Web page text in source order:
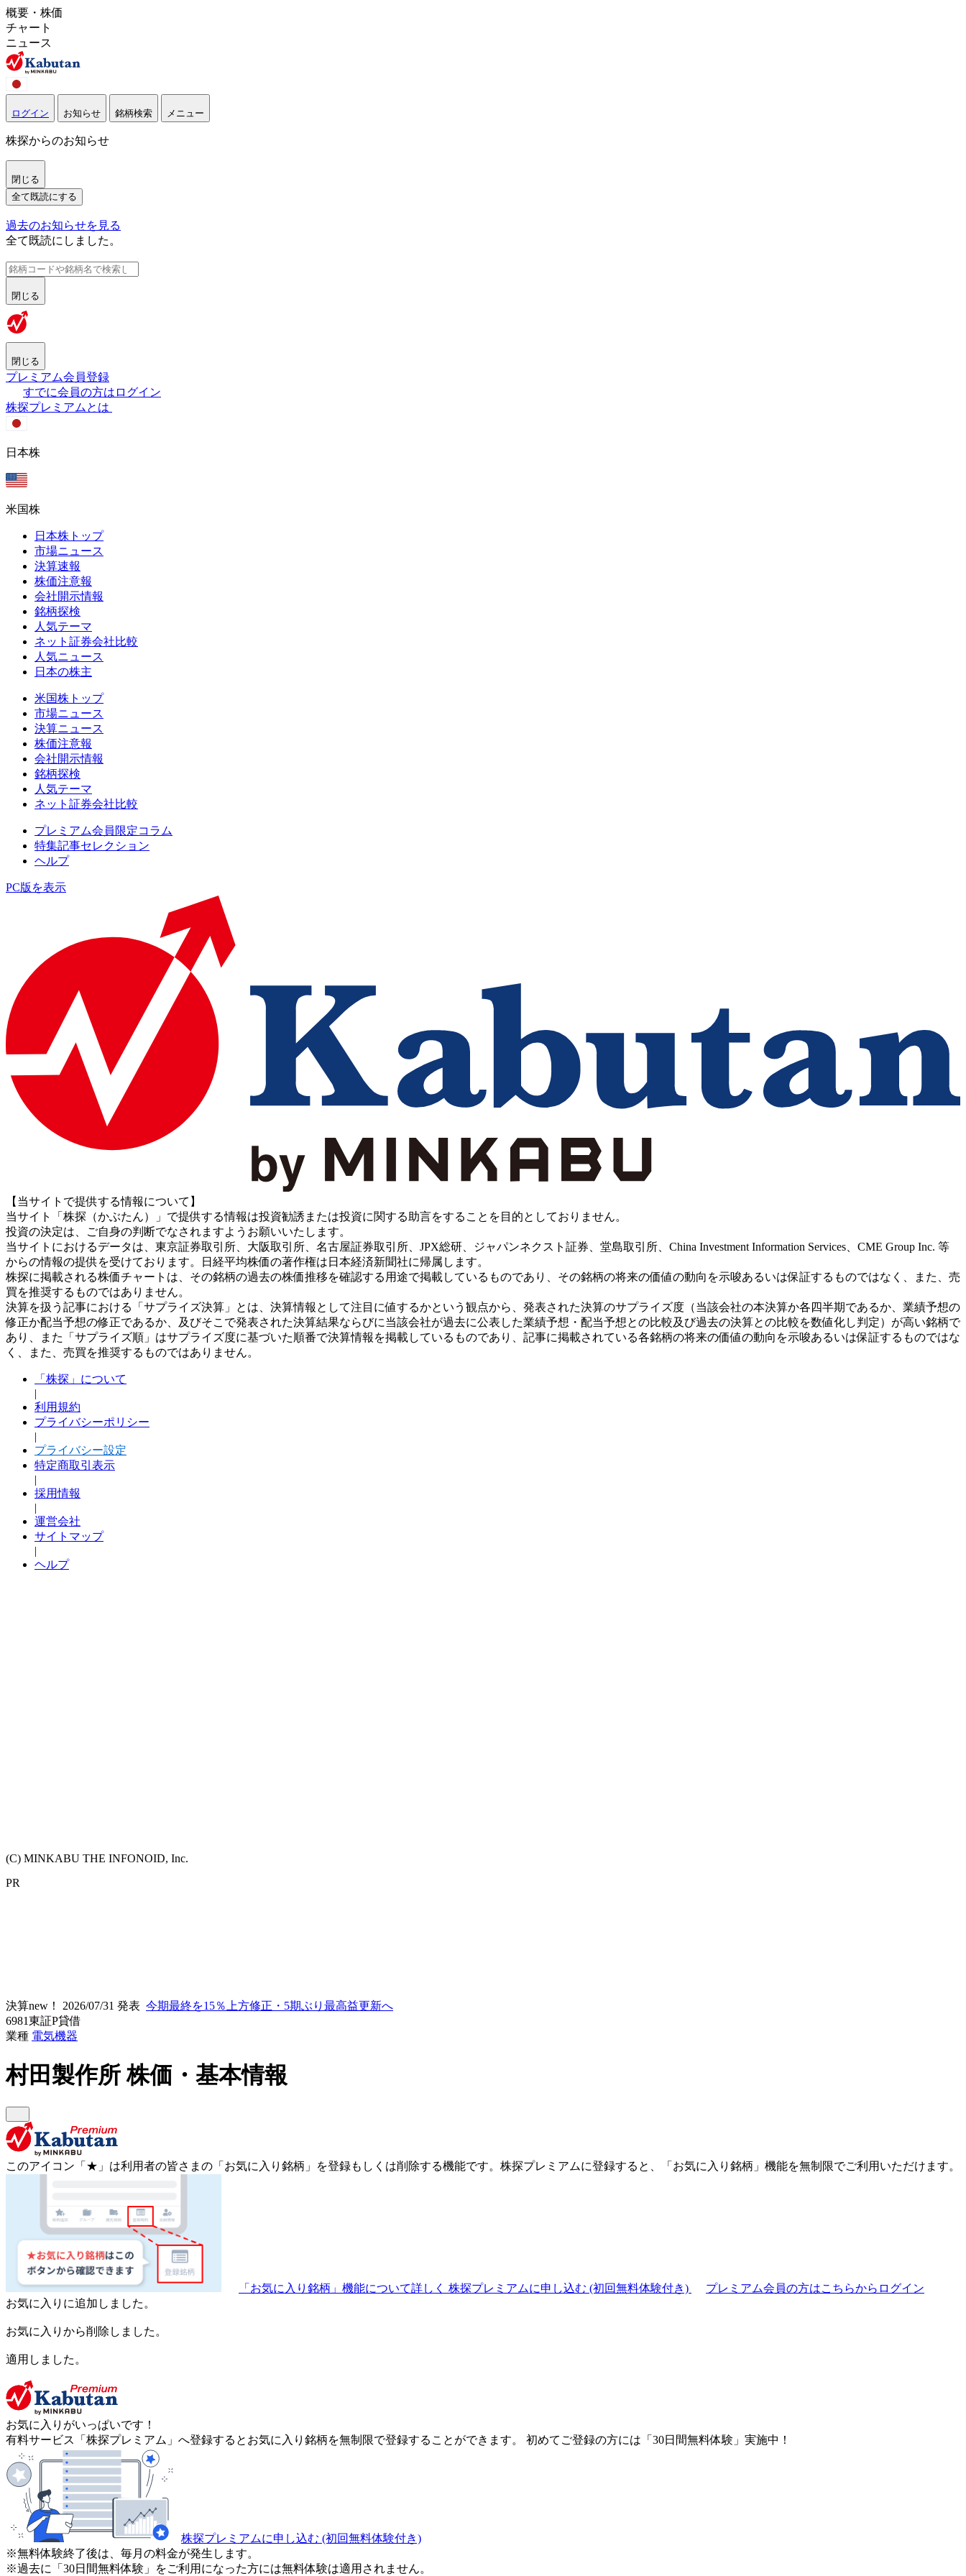
概要・株価
チャート
ニュース
ログイン お知らせ 銘柄検索 メニュー
株探からのお知らせ
閉じる
全て既読にする
過去のお知らせを見る
全て既読にしました。
閉じる
閉じる
プレミアム会員登録
すでに会員の方はログイン
株探プレミアムとは
日本株
米国株
日本株トップ
市場ニュース
決算速報
株価注意報
会社開示情報
銘柄探検
人気テーマ
ネット証券会社比較
人気ニュース
日本の株主
米国株トップ
市場ニュース
決算ニュース
株価注意報
会社開示情報
銘柄探検
人気テーマ
ネット証券会社比較
プレミアム会員限定コラム
特集記事セレクション
ヘルプ
PC版を表示
【当サイトで提供する情報について】
当サイト「株探（かぶたん）」で提供する情報は投資勧誘または投資に関する助言をすることを目的としておりません。
投資の決定は、ご自身の判断でなされますようお願いいたします。
当サイトにおけるデータは、東京証券取引所、大阪取引所、名古屋証券取引所、JPX総研、ジャパンネクスト証券、堂島取引所、China Investment Information Services、CME Group Inc. 等
からの情報の提供を受けております。日経平均株価の著作権は日本経済新聞社に帰属します。
株探に掲載される株価チャートは、その銘柄の過去の株価推移を確認する用途で掲載しているものであり、その銘柄の将来の価値の動向を示唆あるいは保証するものではなく、また、売
買を推奨するものではありません。
決算を扱う記事における「サプライズ決算」とは、決算情報として注目に値するかという観点から、発表された決算のサプライズ度（当該会社の本決算か各四半期であるか、業績予想の
修正か配当予想の修正であるか、及びそこで発表された決算結果ならびに当該会社が過去に公表した業績予想・配当予想との比較及び過去の決算との比較を数値化し判定）が高い銘柄で
あり、また「サプライズ順」はサプライズ度に基づいた順番で決算情報を掲載しているものであり、記事に掲載されている各銘柄の将来の価値の動向を示唆あるいは保証するものではな
く、また、売買を推奨するものではありません。
「株探」について
|
利用規約
プライバシーポリシー
|
プライバシー設定
特定商取引表示
|
採用情報
|
運営会社
サイトマップ
|
ヘルプ
(C) MINKABU THE INFONOID, Inc.
PR
決算new！ 2026/07/31 発表 今期最終を15％上方修正・5期ぶり最高益更新へ
6981東証P貸借
業種 電気機器
村田製作所株価・基本情報
このアイコン 「★」 は利用者の皆さまの 「お気に入り銘柄」を登録もしくは削除する機能です。 株探プレミアムに登録すると、「お気に入り銘柄」機能を無制限でご利用いただけます。
「お気に入り銘柄」機能について詳しく 株探プレミアムに申し込む (初回無料体験付き)
プレミアム会員の方はこちらからログイン
お気に入りに追加しました。
お気に入りから削除しました。
適用しました。
お気に入りがいっぱいです！
有料サービス「株探プレミアム」へ登録するとお気に入り銘柄を無制限で登録することができます。 初めてご登録の方には「30日間無料体験」実施中！
株探プレミアムに申し込む (初回無料体験付き)
※無料体験終了後は、毎月の料金が発生します。
※過去に「30日間無料体験」をご利用になった方には無料体験は適用されません。